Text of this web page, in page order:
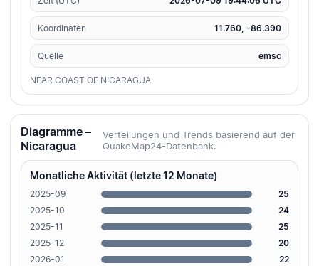
Koordinaten 11.760, -86.390
Quelle emsc
NEAR COAST OF NICARAGUA
Diagramme –
Nicaragua
Verteilungen und Trends basierend auf der
QuakeMap24-Datenbank.
Monatliche Aktivität (letzte 12 Monate)
2025-09
25
2025-10
24
2025-11
25
2025-12
20
2026-01
22